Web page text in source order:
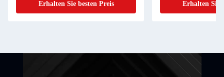
Erhalten Sie besten Preis
Erhalten Sie